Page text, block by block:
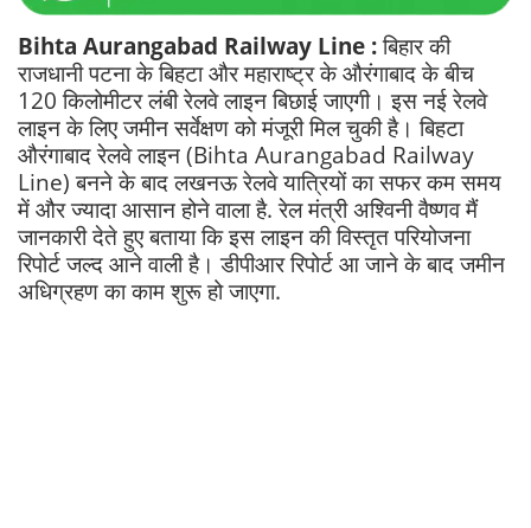
Bihta Aurangabad Railway Line :बिहार की
राजधानी पटना के बिहटा और महाराष्ट्र के औरंगाबाद के बीच
120 किलोमीटर लंबी रेलवे लाइन बिछाई जाएगी। इस नई रेलवे
लाइन के लिए जमीन सर्वेक्षण को मंजूरी मिल चुकी है। बिहटा
औरंगाबाद रेलवे लाइन (Bihta Aurangabad Railway
Line) बनने के बाद लखनऊ रेलवे यात्रियों का सफर कम समय
में और ज्यादा आसान होने वाला है. रेल मंत्री अश्विनी वैष्णव मैं
जानकारी देते हुए बताया कि इस लाइन की विस्तृत परियोजना
रिपोर्ट जल्द आने वाली है। डीपीआर रिपोर्ट आ जाने के बाद जमीन
अधिग्रहण का काम शुरू हो जाएगा.